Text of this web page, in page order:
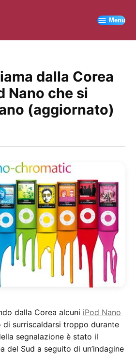
Menu
dalla Corea
Nano che si
(aggiornato)
dalla Corea alcuni iPod Nano
surriscaldarsi troppo durante
segnalazione è stato il
del Sud a seguito di un’indagine